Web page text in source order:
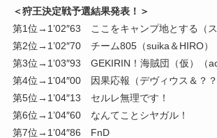
＜狩王決定戦予選結果発表！＞
第1位→1’02″63 ここをキャンプ地とする（ス
第2位→1’02″70 チーム805（suika＆HIRO）
第3位→1’03″93 GEKIRIN！海賊団（仮）（
第4位→1’04″00 因果応報（デヴィウス＆？？
第5位→1’04″13 セルレ無理です！
第6位→1’04″60 なんてことシヤガル！
第7位→1’04″86 FnD